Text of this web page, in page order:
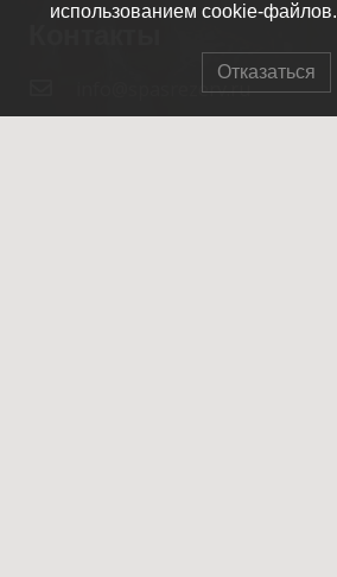
info@spasrezerv.ru
использованием cookie-файлов.
Отказаться